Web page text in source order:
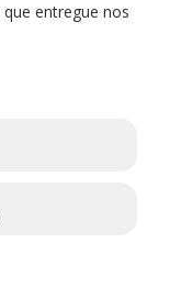
entregue nos